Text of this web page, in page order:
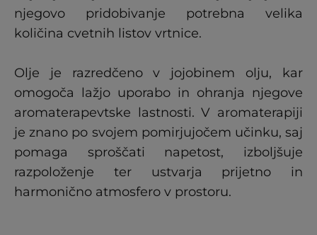
njegovo pridobivanje potrebna velika
količina cvetnih listov vrtnice.
Olje je razredčeno v jojobinem olju, kar
omogoča lažjo uporabo in ohranja njegove
aromaterapevtske lastnosti. V aromaterapiji
je znano po svojem pomirjujočem učinku, saj
pomaga sproščati napetost, izboljšuje
razpoloženje ter ustvarja prijetno in
harmonično atmosfero v prostoru.